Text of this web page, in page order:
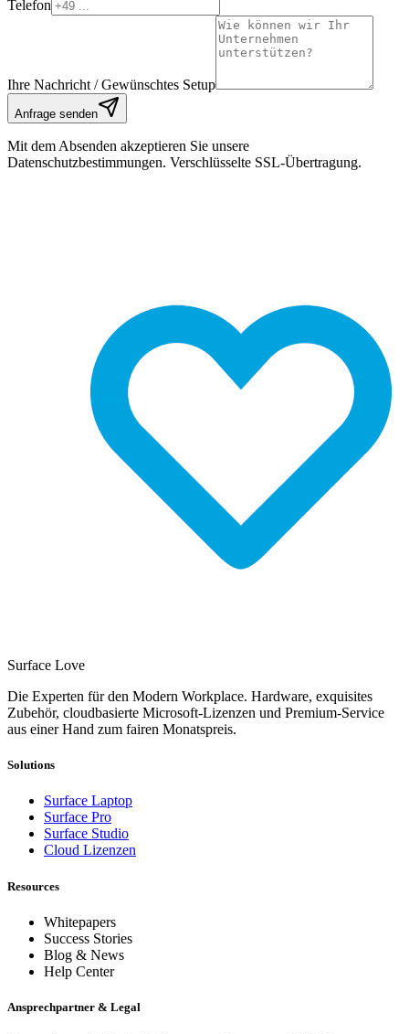
Telefon
Ihre Nachricht / Gewünschtes Setup
Anfrage senden
Mit dem Absenden akzeptieren Sie unsere
Datenschutzbestimmungen. Verschlüsselte SSL-Übertragung.
Surface Love
Die Experten für den Modern Workplace. Hardware, exquisites
Zubehör, cloudbasierte Microsoft-Lizenzen und Premium-Service
aus einer Hand zum fairen Monatspreis.
Solutions
Surface Laptop
Surface Pro
Surface Studio
Cloud Lizenzen
Resources
Whitepapers
Success Stories
Blog & News
Help Center
Ansprechpartner & Legal